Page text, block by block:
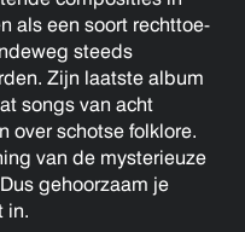
als een soort rechttoe-
steeds
Zijn laatste album
songs van acht
over schotse folklore.
van de mysterieuze
gehoorzaam je
in.